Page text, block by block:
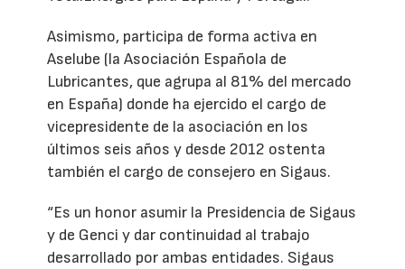
Asimismo, participa de forma activa en
Aselube (la Asociación Española de
Lubricantes, que agrupa al 81% del mercado
en España) donde ha ejercido el cargo de
vicepresidente de la asociación en los
últimos seis años y desde 2012 ostenta
también el cargo de consejero en Sigaus.
“Es un honor asumir la Presidencia de Sigaus
y de Genci y dar continuidad al trabajo
desarrollado por ambas entidades. Sigaus